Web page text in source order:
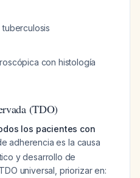
con histología
(TDO)
los pacientes con
adherencia es la causa
y desarrollo de
universal, priorizar en: